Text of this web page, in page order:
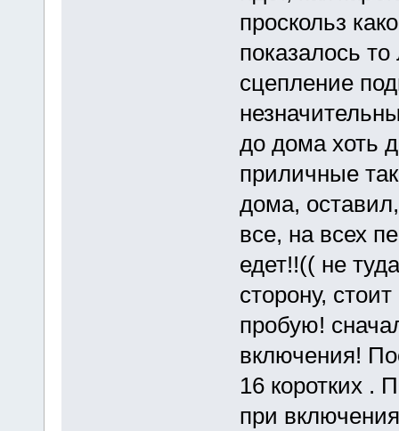
проскольз
показалось
сцепление
до дома хоть
приличные
дома,
все, на всех
едет!!(( не
сторону,
пробую!
включения!
16 коротких .
при